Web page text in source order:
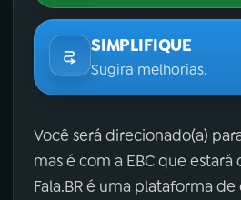
SIMPLIFIQUE
Sugira melhorias.
Você será direcionado(a)
mas é com a EBC que
Fala.BR é uma plataforma